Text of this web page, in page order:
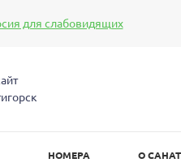
Цвет:
для слабовидящих
НОМЕРА О